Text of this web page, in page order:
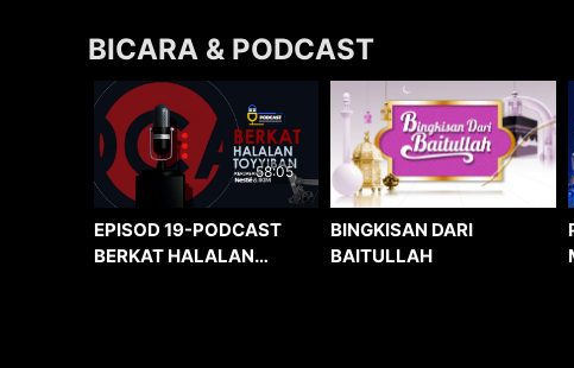
BICARA & PODCAST
58:05
EPISOD 19-PODCAST
BERKAT HALALAN
BINGKISAN DARI
BAITULLAH